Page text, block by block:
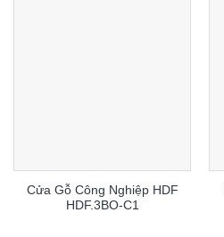
Cửa Gỗ Công Nghiệp HDF
HDF.3BO-C1